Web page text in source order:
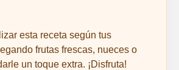
esta receta según tus
frutas frescas, nueces o
un toque extra. ¡Disfruta!